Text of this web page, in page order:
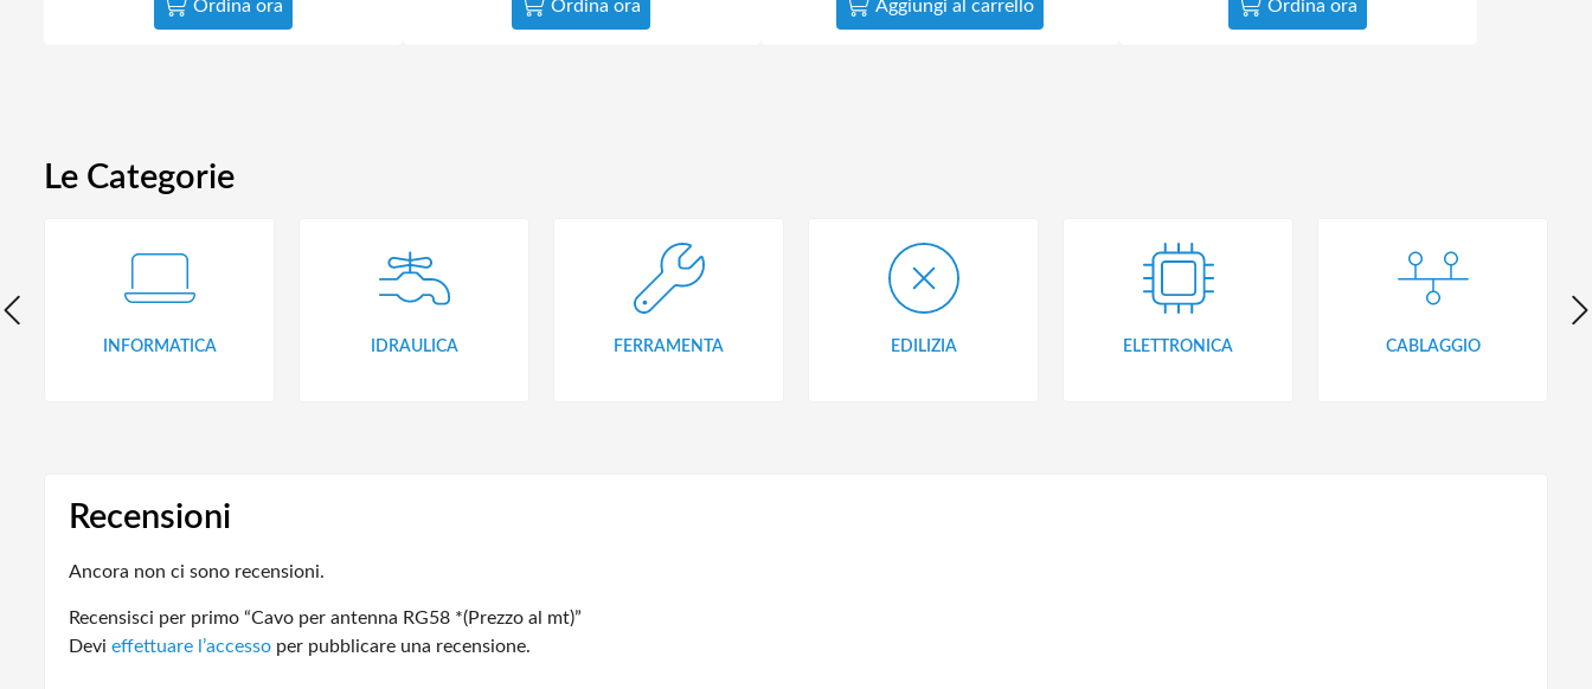
Ordina ora Ordina ora Aggiungi al carrello Ordina ora
Le Categorie
INFORMATICA IDRAULICA FERRAMENTA EDILIZIA ELETTRONICA CABLAGGIO
Recensioni
Ancora non ci sono recensioni.
Recensisci per primo “Cavo per antenna RG58 *(Prezzo al mt)”
Devi effettuare l’accesso per pubblicare una recensione.